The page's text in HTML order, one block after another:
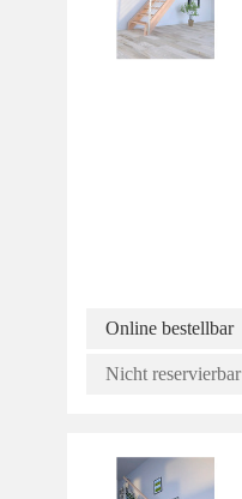
Online bestellbar
Nicht reservierbar